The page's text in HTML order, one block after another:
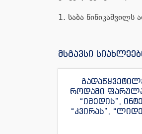
1. საბა
მსგავსი
როდამი
“იმედის”,
“კვირას”,